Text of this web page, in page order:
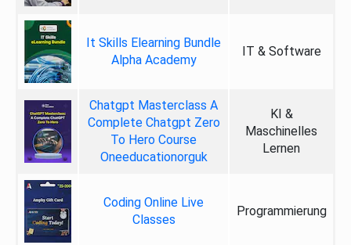
It Skills Elearning Bundle
Alpha Academy
IT & Software
Chatgpt Masterclass A
Complete Chatgpt Zero
To Hero Course
Oneeducationorguk
KI &
Maschinelles
Lernen
Coding Online Live
Classes
Programmierung